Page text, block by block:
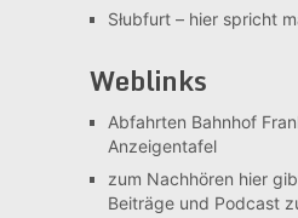
Słubfurt –hier spricht
Weblinks
Abfahrten Bahnhof
Anzeigentafel
zum Nachhören hier
Beiträge und Podcast